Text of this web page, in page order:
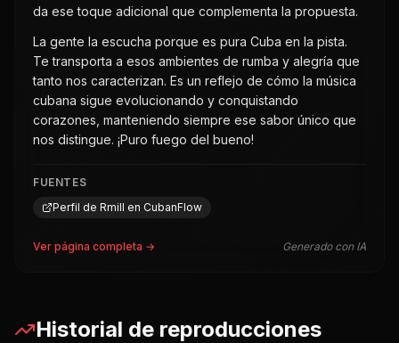
da ese toque adicional que complementa la propuesta.
La gente la escucha porque es pura Cuba en la pista.
Te transporta a esos ambientes de rumba y alegría que
tanto nos caracterizan. Es un reflejo de cómo la música
cubana sigue evolucionando y conquistando
corazones, manteniendo siempre ese sabor único que
nos distingue. ¡Puro fuego del bueno!
FUENTES
Perfil de Rmill en CubanFlow
Ver página completa → Generado con IA
Historial de reproducciones